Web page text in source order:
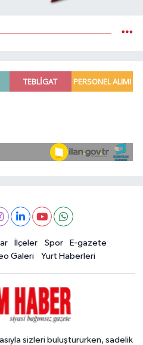
İlçeler Spor
E-gazete
Galeri Yurt Haberleri
sizleri buluştururken, sadelik